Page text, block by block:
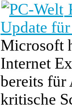
Update
Microsoft
Internet
bereits für
kritische